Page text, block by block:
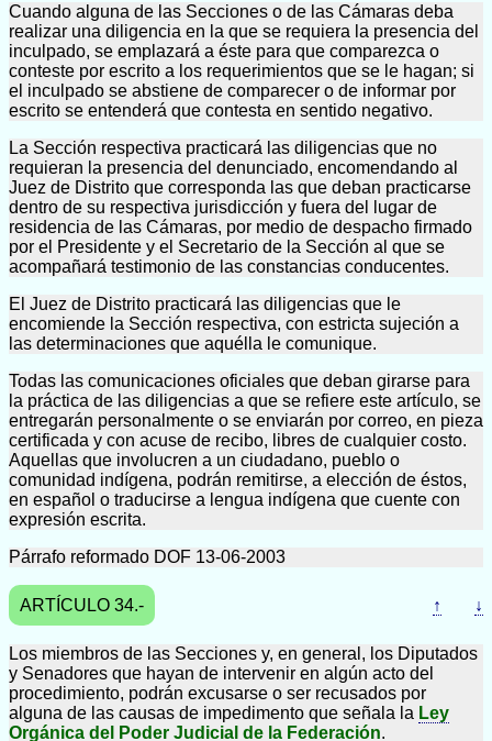
Cuando alguna de las Secciones o de las Cámaras deba
realizar una diligencia en la que se requiera la presencia del
inculpado, se emplazará a éste para que comparezca o
conteste por escrito a los requerimientos que se le hagan; si
el inculpado se abstiene de comparecer o de informar por
escrito se entenderá que contesta en sentido negativo.
La Sección respectiva practicará las diligencias que no
requieran la presencia del denunciado, encomendando al
Juez de Distrito que corresponda las que deban practicarse
dentro de su respectiva jurisdicción y fuera del lugar de
residencia de las Cámaras, por medio de despacho firmado
por el Presidente y el Secretario de la Sección al que se
acompañará testimonio de las constancias conducentes.
El Juez de Distrito practicará las diligencias que le
encomiende la Sección respectiva, con estricta sujeción a
las determinaciones que aquélla le comunique.
Todas las comunicaciones oficiales que deban girarse para
la práctica de las diligencias a que se refiere este artículo, se
entregarán personalmente o se enviarán por correo, en pieza
certificada y con acuse de recibo, libres de cualquier costo.
Aquellas que involucren a un ciudadano, pueblo o
comunidad indígena, podrán remitirse, a elección de éstos,
en español o traducirse a lengua indígena que cuente con
expresión escrita.
Párrafo reformado DOF 13-06-2003
ARTÍCULO 34.- ↑ ↓
Los miembros de las Secciones y, en general, los Diputados
y Senadores que hayan de intervenir en algún acto del
procedimiento, podrán excusarse o ser recusados por
alguna de las causas de impedimento que señala la Ley
Orgánica del Poder Judicial de la Federación.